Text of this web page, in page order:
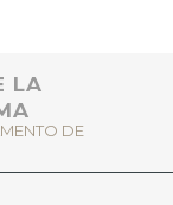
LA
DE